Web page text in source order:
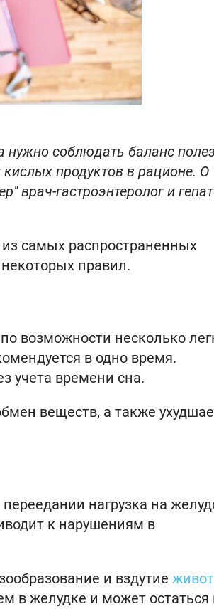
нужно соблюдать баланс
кислых продуктов в рационе. О
врач-гастроэнтеролог и
самых распространенных
правил.
возможности несколько
в одно время.
учета времени сна.
веществ, а также
нагрузка на
к нарушениям в
и вздутие
в желудке и может